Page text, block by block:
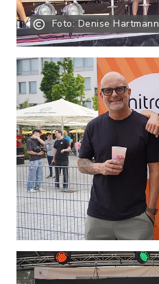
Foto: Denise Hartmann